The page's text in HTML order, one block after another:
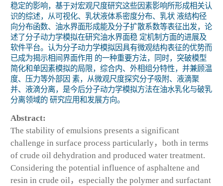
稳定的影响，基于对宏观尺度研究这些因素影响所形成相关认
识的综述，从可视化、乳状液体系密度分布、乳状 液结构径
向分布函数、油水界面形成能及分子扩散系数等表征出发，论
述了分子动力学模拟在研究油水界面稳 定机制方面的进展及
软件平台。认为分子动力学模拟因具有微观结构表征的优势而
已成为揭示相间界面作用 的一种重要方法，同时，突破模型
简化和单因素模拟的局限，综合内、外相组分特性，并兼顾温
度、压力等外部因 素，从微观尺度探究分子吸附、液滴聚
并、液滴分离，是今后分子动力学模拟方法在油水乳化与破乳
分离领域的 研究应用和发展方向。
Abstract:
The stability of emulsions presents a significant
challenge in surface process particularly，both in terms
of crude oil dehydration and produced water treatment.
Considering the potential influence of asphaltene and
resin in crude oil，especially the polymer and surfactant